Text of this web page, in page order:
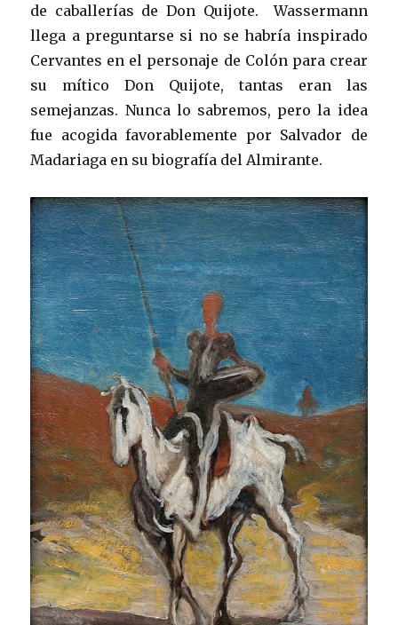
de caballerías de Don Quijote. Wassermann
llega a preguntarse si no se habría inspirado
Cervantes en el personaje de Colón para crear
su mítico Don Quijote, tantas eran las
semejanzas. Nunca lo sabremos, pero la idea
fue acogida favorablemente por Salvador de
Madariaga en su biografía del Almirante.